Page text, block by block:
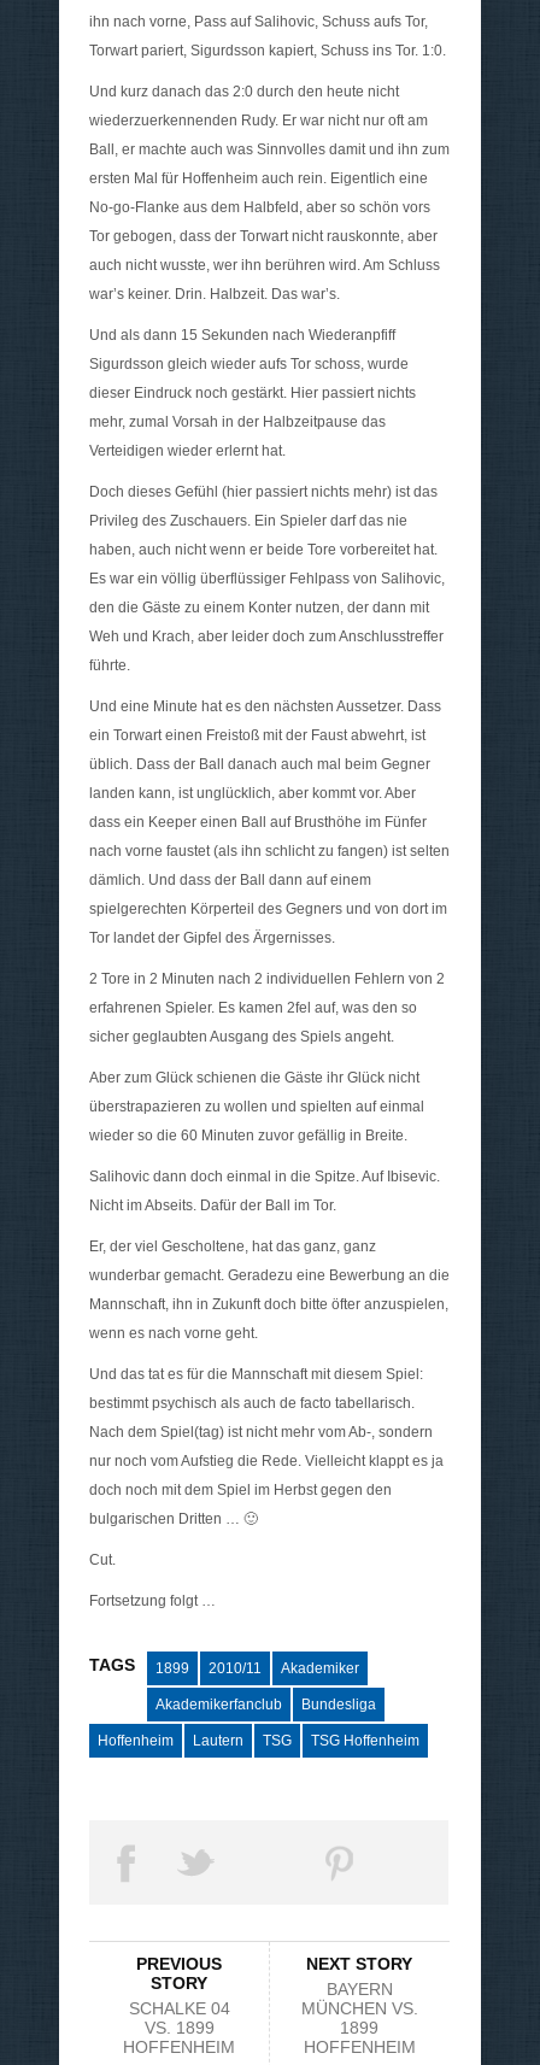
ihn nach vorne, Pass auf Salihovic, Schuss aufs Tor,
Torwart pariert, Sigurdsson kapiert, Schuss ins Tor. 1:0.
Und kurz danach das 2:0 durch den heute nicht
wiederzuerkennenden Rudy. Er war nicht nur oft am
Ball, er machte auch was Sinnvolles damit und ihn zum
ersten Mal für Hoffenheim auch rein. Eigentlich eine
No-go-Flanke aus dem Halbfeld, aber so schön vors
Tor gebogen, dass der Torwart nicht rauskonnte, aber
auch nicht wusste, wer ihn berühren wird. Am Schluss
war’s keiner. Drin. Halbzeit. Das war’s.
Und als dann 15 Sekunden nach Wiederanpfiff
Sigurdsson gleich wieder aufs Tor schoss, wurde
dieser Eindruck noch gestärkt. Hier passiert nichts
mehr, zumal Vorsah in der Halbzeitpause das
Verteidigen wieder erlernt hat.
Doch dieses Gefühl (hier passiert nichts mehr) ist das
Privileg des Zuschauers. Ein Spieler darf das nie
haben, auch nicht wenn er beide Tore vorbereitet hat.
Es war ein völlig überflüssiger Fehlpass von Salihovic,
den die Gäste zu einem Konter nutzen, der dann mit
Weh und Krach, aber leider doch zum Anschlusstreffer
führte.
Und eine Minute hat es den nächsten Aussetzer. Dass
ein Torwart einen Freistoß mit der Faust abwehrt, ist
üblich. Dass der Ball danach auch mal beim Gegner
landen kann, ist unglücklich, aber kommt vor. Aber
dass ein Keeper einen Ball auf Brusthöhe im Fünfer
nach vorne faustet (als ihn schlicht zu fangen) ist selten
dämlich. Und dass der Ball dann auf einem
spielgerechten Körperteil des Gegners und von dort im
Tor landet der Gipfel des Ärgernisses.
2 Tore in 2 Minuten nach 2 individuellen Fehlern von 2
erfahrenen Spieler. Es kamen 2fel auf, was den so
sicher geglaubten Ausgang des Spiels angeht.
Aber zum Glück schienen die Gäste ihr Glück nicht
überstrapazieren zu wollen und spielten auf einmal
wieder so die 60 Minuten zuvor gefällig in Breite.
Salihovic dann doch einmal in die Spitze. Auf Ibisevic.
Nicht im Abseits. Dafür der Ball im Tor.
Er, der viel Gescholtene, hat das ganz, ganz
wunderbar gemacht. Geradezu eine Bewerbung an die
Mannschaft, ihn in Zukunft doch bitte öfter anzuspielen,
wenn es nach vorne geht.
Und das tat es für die Mannschaft mit diesem Spiel:
bestimmt psychisch als auch de facto tabellarisch.
Nach dem Spiel(tag) ist nicht mehr vom Ab-, sondern
nur noch vom Aufstieg die Rede. Vielleicht klappt es ja
doch noch mit dem Spiel im Herbst gegen den
bulgarischen Dritten … 🙂
Cut.
Fortsetzung folgt …
TAGS 1899 2010/11 Akademiker
Akademikerfanclub Bundesliga
Hoffenheim Lautern TSG TSG Hoffenheim
PREVIOUS
STORY
SCHALKE 04
VS. 1899
HOFFENHEIM
NEXT STORY
BAYERN
MÜNCHEN VS.
1899
HOFFENHEIM